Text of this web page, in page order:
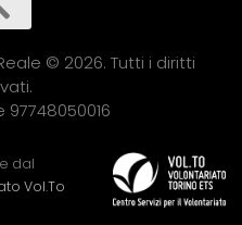
© 2026. Tutti i diritti
dal
Vol.To